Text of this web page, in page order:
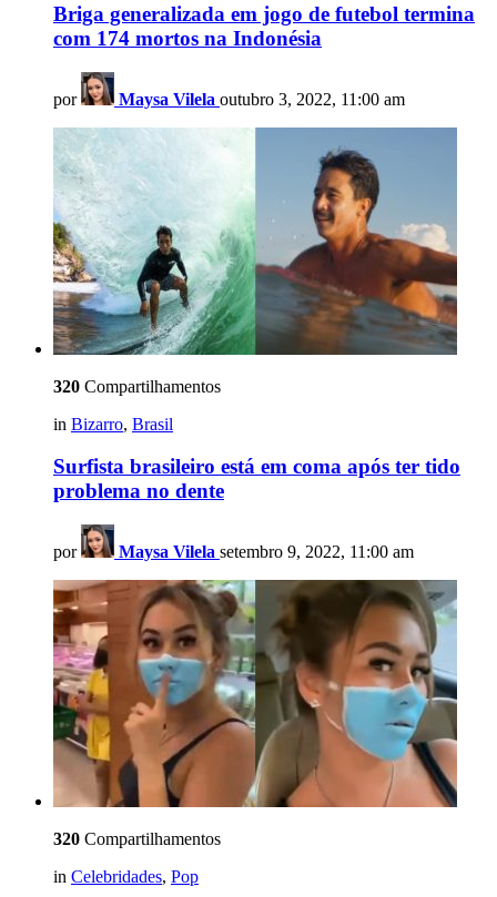
Briga generalizada em jogo de futebol termina
com 174 mortos na Indonésia
por Maysa Vilela outubro 3, 2022, 11:00 am
320 Compartilhamentos
in Bizarro, Brasil
Surfista brasileiro está em coma após ter tido
problema no dente
por Maysa Vilela setembro 9, 2022, 11:00 am
320 Compartilhamentos
in Celebridades, Pop